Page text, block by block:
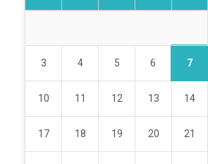
3 4 5 6 7
10 11 12 13 14
17 18 19 20 21